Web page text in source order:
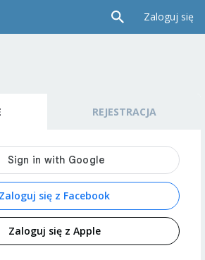
Zaloguj się
REJESTRACJA
Zaloguj się z Facebook
Zaloguj się z Apple